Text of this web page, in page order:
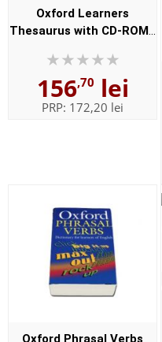
Oxford Learners
Thesaurus with CD-ROM -
- Format, Paperback
156,70 lei
PRP: 172,20 lei
Oxford Phrasal Verbs